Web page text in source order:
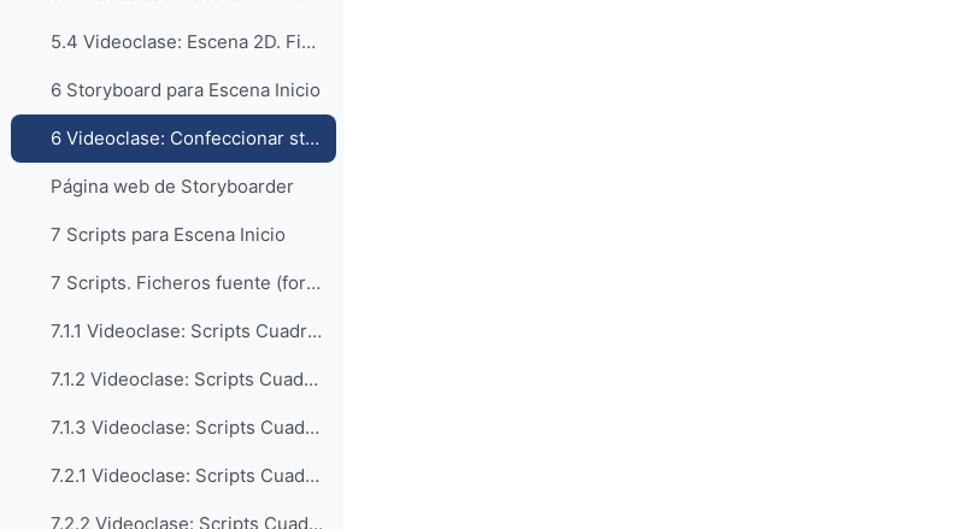
5.4 Videoclase: Escena 2D. Fisica - Killzone (20:04)
6 Storyboard para Escena Inicio
6 Videoclase: Confeccionar storyboard con Storyboarder (17:57)
Página web de Storyboarder
7 Scripts para Escena Inicio
7 Scripts. Ficheros fuente (formato 7z)
7.1.1 Videoclase: Scripts Cuadro 1.1 Banda Sonora (25:46)
7.1.2 Videoclase: Scripts Cuadro 1.2 Premios (35:18)
7.1.3 Videoclase: Scripts Cuadro 1.3 Ocultar opciones (6:01)
7.2.1 Videoclase: Scripts Cuadro 2.1 Eliminar premio (13:43)
7.2.2 Videoclase: Scripts Cuadro 2.2 Emitir sonido (6:46)